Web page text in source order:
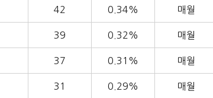
42 0.34% 매월
39 0.32% 매월
37 0.31% 매월
31 0.29% 매월